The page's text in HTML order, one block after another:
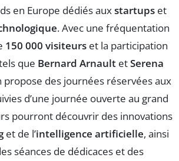
en Europe dédiés auxstartups et
. Avec une fréquentation
150 000 visiteurs et la participation
que Bernard Arnault etSerena
propose des journées réservées aux
d’une journée ouverte au grand
pourront découvrir des innovations
et de l’intelligence artificielle, ainsi
séances de dédicaces et des